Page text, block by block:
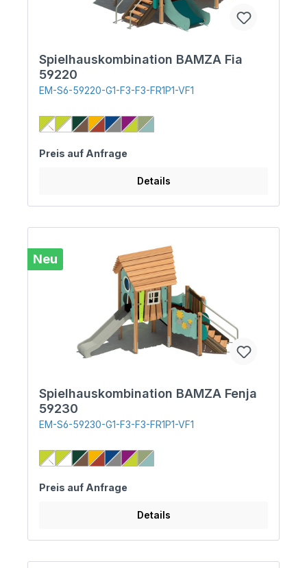
Spielhauskombination BAMZA Fia
59220
EM-S6-59220-G1-F3-F3-FR1P1-VF1
Preis auf Anfrage
Details
Neu
Spielhauskombination BAMZA Fenja
59230
EM-S6-59230-G1-F3-F3-FR1P1-VF1
Preis auf Anfrage
Details